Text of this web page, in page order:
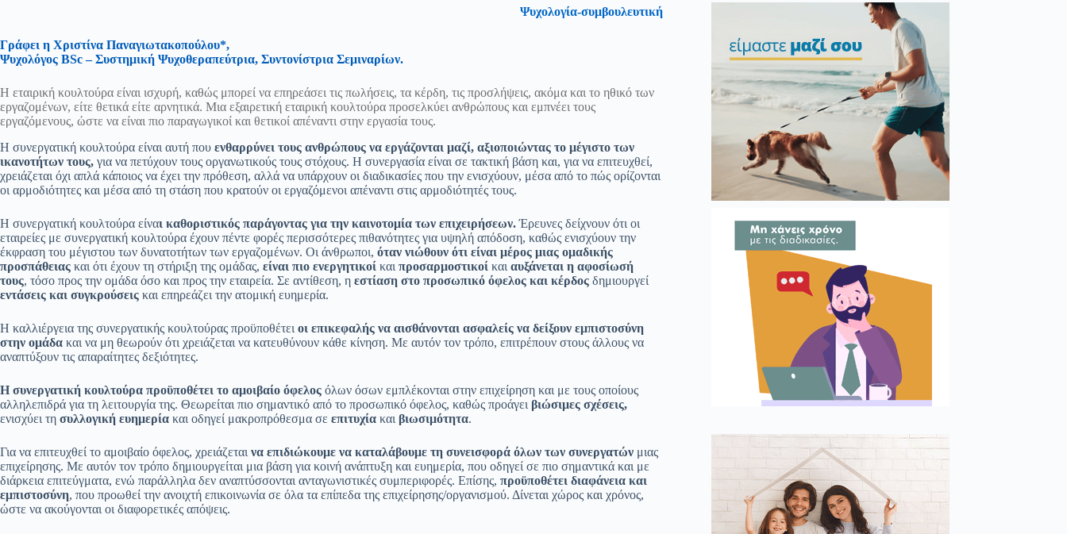
Ψυχολογία-συμβουλευτική
Γράφει η Χριστίνα Παναγιωτακοπούλου*,
Ψυχολόγος BSc – Συστημική Ψυχοθεραπεύτρια, Συντονίστρια Σεμιναρίων.
Η εταιρική κουλτούρα είναι ισχυρή, καθώς μπορεί να επηρεάσει τις πωλήσεις, τα κέρδη, τις προσλήψεις, ακόμα και το ηθικό των
εργαζομένων, είτε θετικά είτε αρνητικά. Μια εξαιρετική εταιρική κουλτούρα προσελκύει ανθρώπους και εμπνέει τους
εργαζόμενους, ώστε να είναι πιο παραγωγικοί και θετικοί απέναντι στην εργασία τους.
Η συνεργατική κουλτούρα είναι αυτή που ενθαρρύνει τους ανθρώπους να εργάζονται μαζί, αξιοποιώντας το μέγιστο των
ικανοτήτων τους, για να πετύχουν τους οργανωτικούς τους στόχους. Η συνεργασία είναι σε τακτική βάση και, για να επιτευχθεί,
χρειάζεται όχι απλά κάποιος να έχει την πρόθεση, αλλά να υπάρχουν οι διαδικασίες που την ενισχύουν, μέσα από το πώς ορίζονται
οι αρμοδιότητες και μέσα από τη στάση που κρατούν οι εργαζόμενοι απέναντι στις αρμοδιότητές τους.
Η συνεργατική κουλτούρα είναι καθοριστικός παράγοντας για την καινοτομία των επιχειρήσεων.Έρευνες δείχνουν ότι οι
εταιρείες με συνεργατική κουλτούρα έχουν πέντε φορές περισσότερες πιθανότητες για υψηλή απόδοση, καθώς ενισχύουν την
έκφραση του μέγιστου των δυνατοτήτων των εργαζομένων. Οι άνθρωποι, όταν νιώθουν ότι είναι μέρος μιας ομαδικής
προσπάθειας και ότι έχουν τη στήριξη της ομάδας, είναι πιο ενεργητικοί και προσαρμοστικοί και αυξάνεται η αφοσίωσή
τους, τόσο προς την ομάδα όσο και προς την εταιρεία. Σε αντίθεση, η εστίαση στο προσωπικό όφελος και κέρδος δημιουργεί
εντάσεις και συγκρούσεις και επηρεάζει την ατομική ευημερία.
Η καλλιέργεια της συνεργατικής κουλτούρας προϋποθέτει οι επικεφαλής να αισθάνονται ασφαλείς να δείξουν εμπιστοσύνη
στην ομάδα και να μη θεωρούν ότι χρειάζεται να κατευθύνουν κάθε κίνηση. Με αυτόν τον τρόπο, επιτρέπουν στους άλλους να
αναπτύξουν τις απαραίτητες δεξιότητες.
Η συνεργατική κουλτούρα προϋποθέτει το αμοιβαίο όφελος όλων όσων εμπλέκονται στην επιχείρηση και με τους οποίους
αλληλεπιδρά για τη λειτουργία της. Θεωρείται πιο σημαντικό από το προσωπικό όφελος, καθώς προάγει βιώσιμες σχέσεις,
ενισχύει τη συλλογική ευημερία και οδηγεί μακροπρόθεσμα σε επιτυχία και βιωσιμότητα.
Για να επιτευχθεί το αμοιβαίο όφελος, χρειάζεται να επιδιώκουμε να καταλάβουμε τη συνεισφορά όλων των συνεργατών μιας
επιχείρησης. Με αυτόν τον τρόπο δημιουργείται μια βάση για κοινή ανάπτυξη και ευημερία, που οδηγεί σε πιο σημαντικά και με
διάρκεια επιτεύγματα, ενώ παράλληλα δεν αναπτύσσονται ανταγωνιστικές συμπεριφορές. Επίσης, προϋποθέτει διαφάνεια και
εμπιστοσύνη, που προωθεί την ανοιχτή επικοινωνία σε όλα τα επίπεδα της επιχείρησης/οργανισμού. Δίνεται χώρος και χρόνος,
ώστε να ακούγονται οι διαφορετικές απόψεις.